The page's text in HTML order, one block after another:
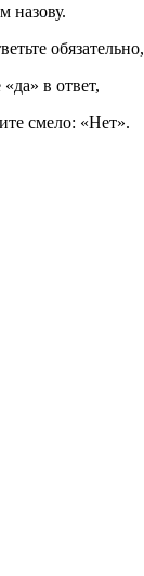
назову.
обязательно,
в ответ,
смело: «Нет».